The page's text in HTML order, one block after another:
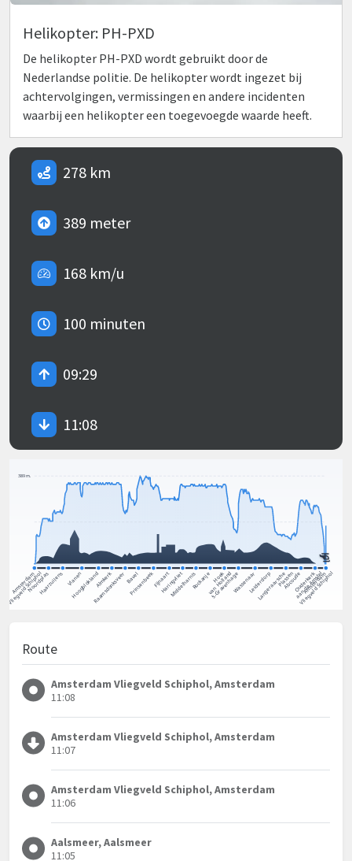
Helikopter: PH-PXD
De helikopter PH-PXD wordt gebruikt door de
Nederlandse politie. De helikopter wordt ingezet bij
achtervolgingen, vermissingen en andere incidenten
waarbij een helikopter een toegevoegde waarde heeft.
278 km
389 meter
168 km/u
100 minuten
09:29
11:08
Route
Amsterdam Vliegveld Schiphol, Amsterdam
11:08
Amsterdam Vliegveld Schiphol, Amsterdam
11:07
Amsterdam Vliegveld Schiphol, Amsterdam
11:06
Aalsmeer, Aalsmeer
11:05